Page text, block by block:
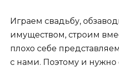
Играем свадьбу,
имуществом, строим
плохо себе
с нами. Поэтому и нужно